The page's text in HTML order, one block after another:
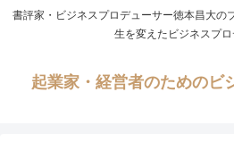
書評家・ビジネスプロデューサー徳本昌大
生を変えたビジネスプ
起業家・経営者のためのビ